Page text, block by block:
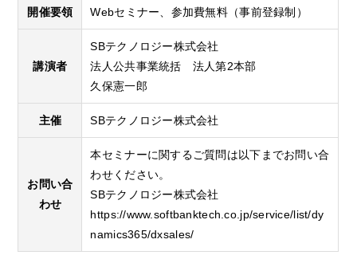
開催要領 Webセミナー、参加費無料（事前登録制）
講演者
SBテクノロジー株式会社
法人公共事業統括 法人第2本部
久保憲一郎
主催 SBテクノロジー株式会社
お問い合
わせ
本セミナーに関するご質問は以下までお問い合
わせください。
SBテクノロジー株式会社
https://www.softbanktech.co.jp/service/list/dy
namics365/dxsales/